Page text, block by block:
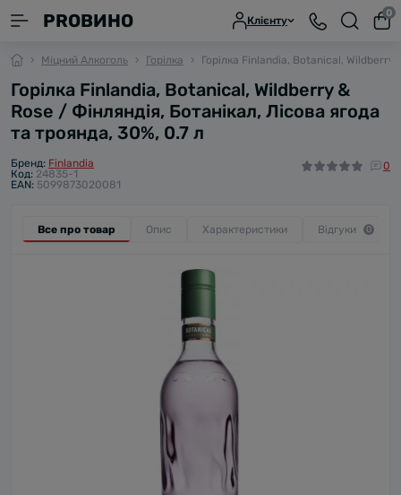
PROВИНО Клієнту
0
Міцний Алкоголь Горілка Горілка Finlandia, Botanical, Wildberry
Горілка Finlandia, Botanical, Wildberry &
Rose / Фінляндія, Ботанікал, Лісова ягода
та троянда, 30%, 0.7 л
Бренд: Finlandia
Код: 24835-1
EAN: 5099873020081
0
Все про товар Опис Характеристики Відгуки 0